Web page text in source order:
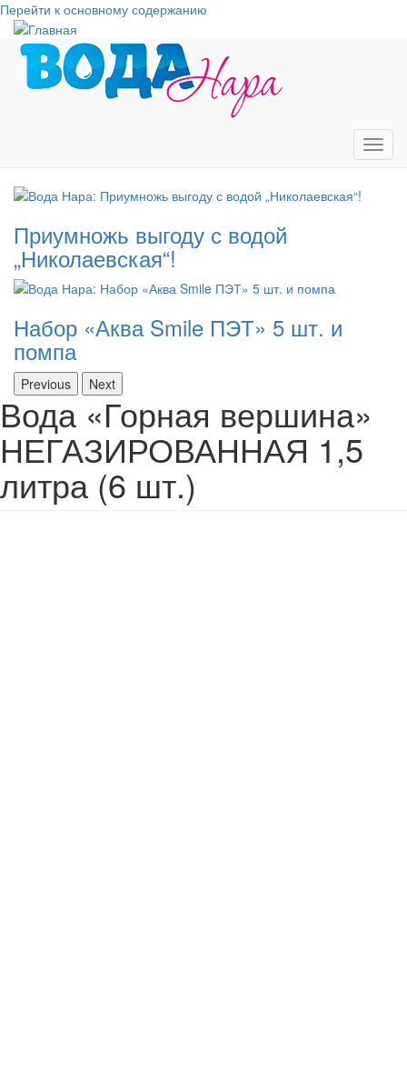
Перейти к основному содержанию
Приумножь выгоду с водой
„Николаевская“!
Набор «Аква Smile ПЭТ» 5 шт. и
помпа
Previous Next
Вода «Горная вершина»
НЕГАЗИРОВАННАЯ 1,5
литра (6 шт.)